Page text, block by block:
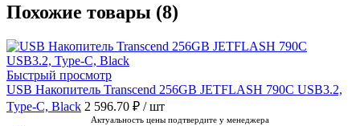
Похожие товары (8)
Быстрый просмотр
USB Накопитель Transcend 256GB JETFLASH 790C USB3.2,
Type-C, Black 2 596.70 ₽ / шт
Актуальность цены подтвердите у менеджера